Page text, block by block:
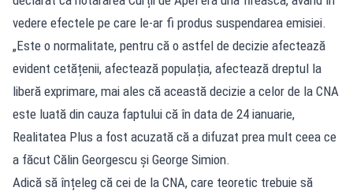
vedere efectele pe care le-ar fi produs suspendarea emisiei.
„Este o normalitate, pentru că o astfel de decizie afectează
evident cetățenii, afectează populația, afectează dreptul la
liberă exprimare, mai ales că această decizie a celor de la CNA
este luată din cauza faptului că în data de 24 ianuarie,
Realitatea Plus a fost acuzată că a difuzat prea mult ceea ce
a făcut Călin Georgescu și George Simion.
Adică să înțeleg că cei de la CNA, care teoretic trebuie să